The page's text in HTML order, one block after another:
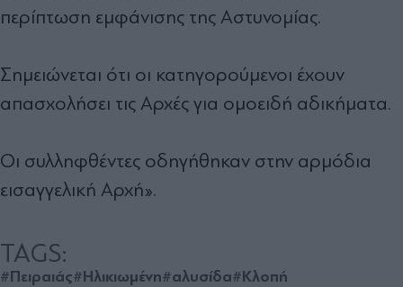
περίπτωση εμφάνισης της Αστυνομίας.
Σημειώνεται ότι οι κατηγορούμενοι έχουν
απασχολήσει τις Αρχές για ομοειδή αδικήματα.
Οι συλληφθέντες οδηγήθηκαν στην αρμόδια
εισαγγελική Αρχή».
TAGS:
#Πειραιάς#Ηλικιωμένη#αλυσίδα#Κλοπή